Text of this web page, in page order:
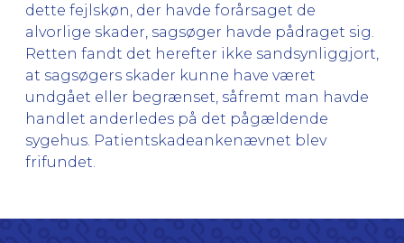
dette fejlskøn, der havde forårsaget de
alvorlige skader, sagsøger havde pådraget sig.
Retten fandt det herefter ikke sandsynliggjort,
at sagsøgers skader kunne have været
undgået eller begrænset, såfremt man havde
handlet anderledes på det pågældende
sygehus. Patientskadeankenævnet blev
frifundet.